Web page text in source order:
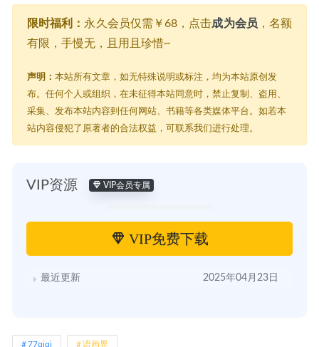
限时福利： 永久会员仅需￥68，点击成为会员 ，名额
有限，手慢无，且用且珍惜~
声明： 本站所有文章，如无特殊说明或标注，均为本站原创发
布。任何个人或组织，在未征得本站同意时，禁止复制、盗用、
采集、发布本站内容到任何网站、书籍等各类媒体平台。如若本
站内容侵犯了原著者的合法权益，可联系我们进行处理。
VIP资源 VIP会员专属
VIP免费下载
最近更新 2025年04月23日
77qiqi 语画界